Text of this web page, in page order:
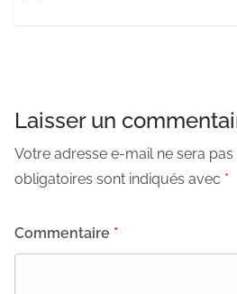
Laisser un
Votre adresse e-mail ne sera pas
obligatoires sont indiqués avec *
Commentaire *